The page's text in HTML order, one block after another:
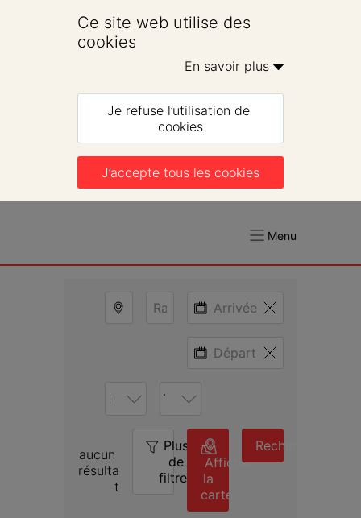
Ce site web utilise des
cookies
En savoir plus
Je refuse l’utilisation de
cookies
J’accepte tous les cookies
Menu
aucun
résulta
t
Plus
de
filtres
0
Afficher
la
carte
Rechercher